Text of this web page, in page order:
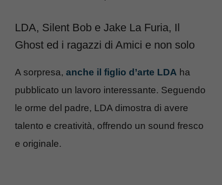
LDA, Silent Bob e Jake La Furia, Il
Ghost ed i ragazzi di Amici e non solo
A sorpresa, anche il figlio d’arte LDA ha
pubblicato un lavoro interessante. Seguendo
le orme del padre, LDA dimostra di avere
talento e creatività, offrendo un sound fresco
e originale.